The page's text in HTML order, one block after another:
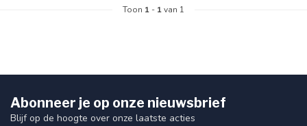
Toon 1 - 1van 1
Abonneer je op onze nieuwsbrief
Blijf op de hoogte over onze laatste acties